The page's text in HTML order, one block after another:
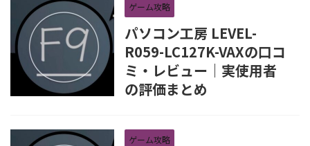
ゲーム攻略
パソコン工房 LEVEL-
R059-LC127K-VAXの口コ
ミ・レビュー｜実使用者
の評価まとめ
ゲーム攻略